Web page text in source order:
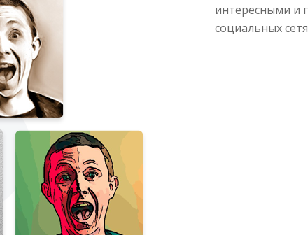
интересными и
социальных